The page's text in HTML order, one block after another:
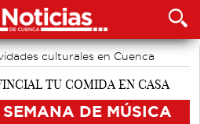
culturales en Cuenca
Cuenca
DE MÚSICA